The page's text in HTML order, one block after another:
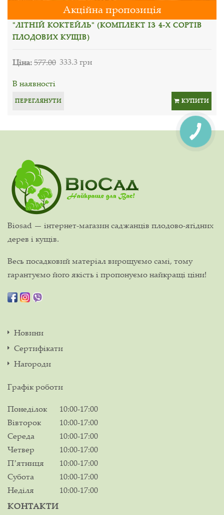
Акційна пропозиція
"ЛІТНІЙ КОКТЕЙЛЬ" (КОМПЛЕКТ ІЗ 4-Х СОРТІВ
ПЛОДОВИХ КУЩІВ)
Ціна:577.00 333.3 грн
В наявності
ПЕРЕГЛЯНУТИ КУПИТИ
Biosad — інтернет-магазин саджанців плодово-ягідних
дерев і кущів.
Весь посадковий матеріал вирощуємо самі, тому
гарантуємо його якість і пропонуємо найкращі ціни!
Новини
Сертифікати
Нагороди
Графік роботи
Понеділок
10:00-17:00
Вівторок
10:00-17:00
Середа
10:00-17:00
Четвер
10:00-17:00
Пʼятниця
10:00-17:00
Субота
10:00-17:00
Неділя
10:00-17:00
КОНТАКТИ